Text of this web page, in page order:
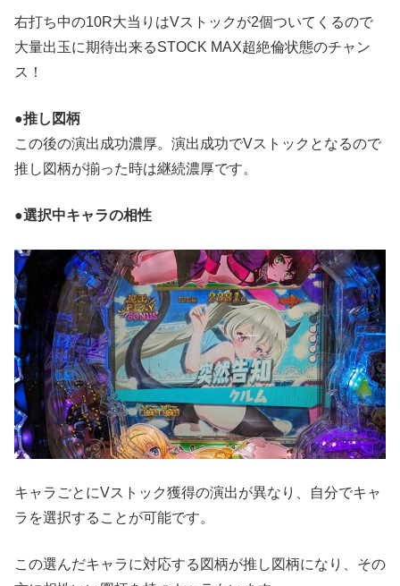
右打ち中の10R大当りはVストックが2個ついてくるので
大量出玉に期待出来るSTOCK MAX超絶倫状態のチャン
ス！
●推し図柄
この後の演出成功濃厚。演出成功でVストックとなるので
推し図柄が揃った時は継続濃厚です。
●選択中キャラの相性
キャラごとにVストック獲得の演出が異なり、自分でキャ
ラを選択することが可能です。
この選んだキャラに対応する図柄が推し図柄になり、その